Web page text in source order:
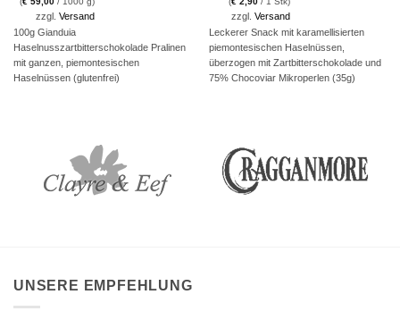
zzgl. Versand
100g Gianduia
Haselnusszartbitterschokolade Pralinen
mit ganzen, piemontesischen
Haselnüssen (glutenfrei)
zzgl. Versand
Leckerer Snack mit karamellisierten
piemontesischen Haselnüssen,
überzogen mit Zartbitterschokolade und
75% Chocoviar Mikroperlen (35g)
UNSERE EMPFEHLUNG